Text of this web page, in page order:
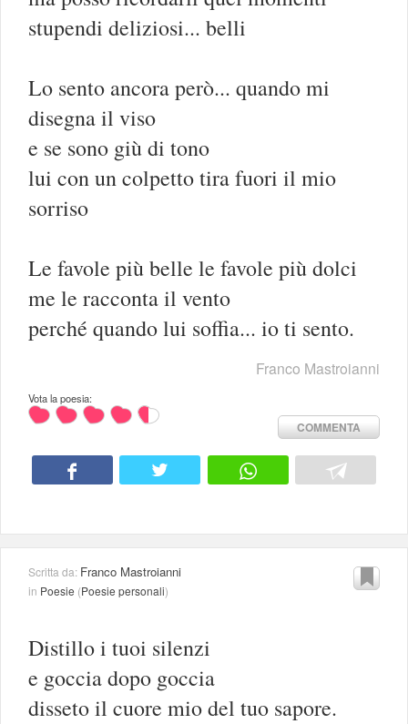
stupendi deliziosi... belli
Lo sento ancora però... quando mi
disegna il viso
e se sono giù di tono
lui con un colpetto tira fuori il mio
sorriso
Le favole più belle le favole più dolci
me le racconta il vento
perché quando lui soffia... io ti sento.
Franco Mastroianni
Vota la poesia:
COMMENTA
Scritta da: Franco Mastroianni
in Poesie (Poesie personali)
Distillo i tuoi silenzi
e goccia dopo goccia
disseto il cuore mio del tuo sapore.